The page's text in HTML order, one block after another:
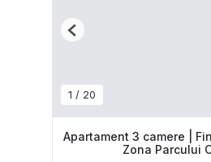
1 / 20
Previous
Apartament 3 camere |
Zona Parcului